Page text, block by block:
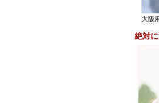
大阪
絶対